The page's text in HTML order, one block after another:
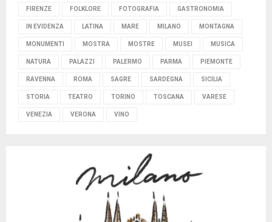
FIRENZE FOLKLORE FOTOGRAFIA GASTRONOMIA
IN EVIDENZA LATINA MARE MILANO MONTAGNA
MONUMENTI MOSTRA MOSTRE MUSEI MUSICA
NATURA PALAZZI PALERMO PARMA PIEMONTE
RAVENNA ROMA SAGRE SARDEGNA SICILIA
STORIA TEATRO TORINO TOSCANA VARESE
VENEZIA VERONA VINO